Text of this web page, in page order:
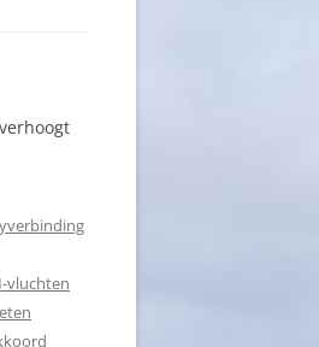
vluchten